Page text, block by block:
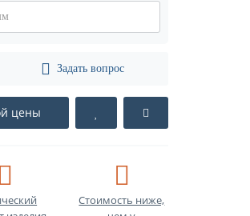
Задать вопрос
цены
Стоимость ниже,